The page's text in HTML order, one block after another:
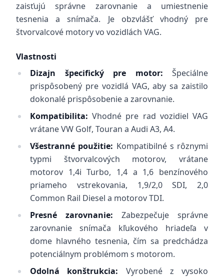
zaisťujú správne zarovnanie a umiestnenie
tesnenia a snímača. Je obzvlášť vhodný pre
štvorvalcové motory vo vozidlách VAG.
Vlastnosti
Dizajn špecifický pre motor: Špeciálne
prispôsobený pre vozidlá VAG, aby sa zaistilo
dokonalé prispôsobenie a zarovnanie.
Kompatibilita: Vhodné pre rad vozidiel VAG
vrátane VW Golf, Touran a Audi A3, A4.
Všestranné použitie: Kompatibilné s rôznymi
typmi štvorvalcových motorov, vrátane
motorov 1,4i Turbo, 1,4 a 1,6 benzínového
priameho vstrekovania, 1,9/2,0 SDI, 2,0
Common Rail Diesel a motorov TDI.
Presné zarovnanie: Zabezpečuje správne
zarovnanie snímača kľukového hriadeľa v
dome hlavného tesnenia, čím sa predchádza
potenciálnym problémom s motorom.
Odolná konštrukcia: Vyrobené z vysoko